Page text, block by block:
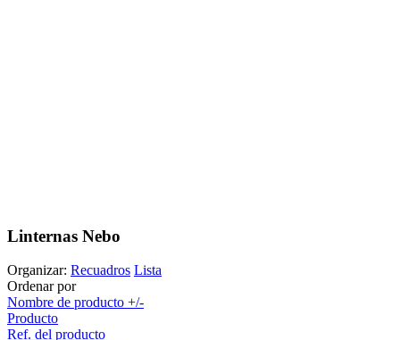
Linternas Nebo
Organizar: Recuadros Lista
Ordenar por
Nombre de producto +/-
Producto
Ref. del producto